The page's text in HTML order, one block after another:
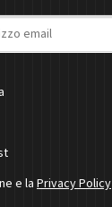
e la Privacy Policy